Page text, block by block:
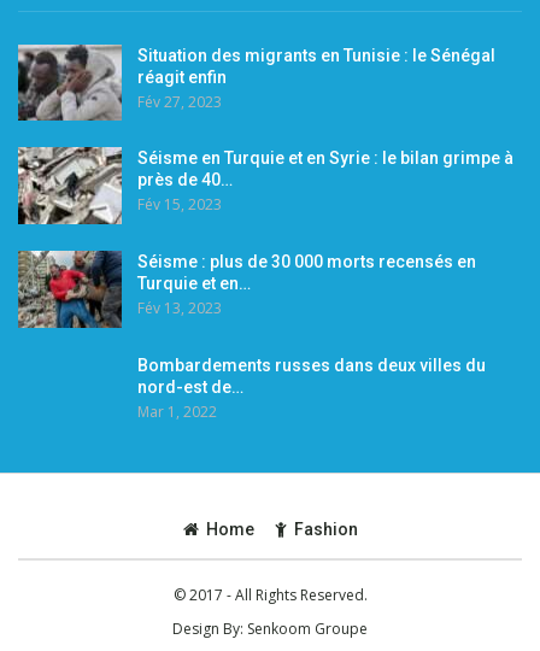
Situation des migrants en Tunisie : le Sénégal
réagit enfin
Fév 27, 2023
Séisme en Turquie et en Syrie : le bilan grimpe à
près de 40…
Fév 15, 2023
Séisme : plus de 30 000 morts recensés en
Turquie et en…
Fév 13, 2023
Bombardements russes dans deux villes du
nord-est de…
Mar 1, 2022
Home Fashion
© 2017 - All Rights Reserved.
Design By: Senkoom Groupe